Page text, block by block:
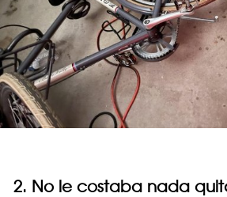
2. No le costaba nada